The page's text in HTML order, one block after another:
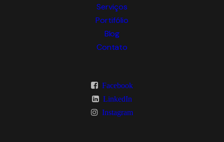
Serviços
Portifólio
Blog
Contato
Facebook
LinkedIn
Instagram